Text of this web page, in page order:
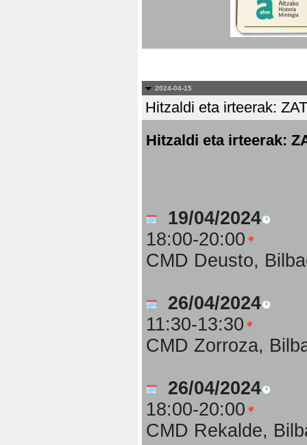
2024-04-15
Hitzaldi eta irteerak:
Hitzaldi eta irteerak:
19/04/2024
18:00-20:00
CMD Deusto,
26/04/2024
11:30-13:30
CMD Zorroza,
26/04/2024
18:00-20:00
CMD Rekalde,